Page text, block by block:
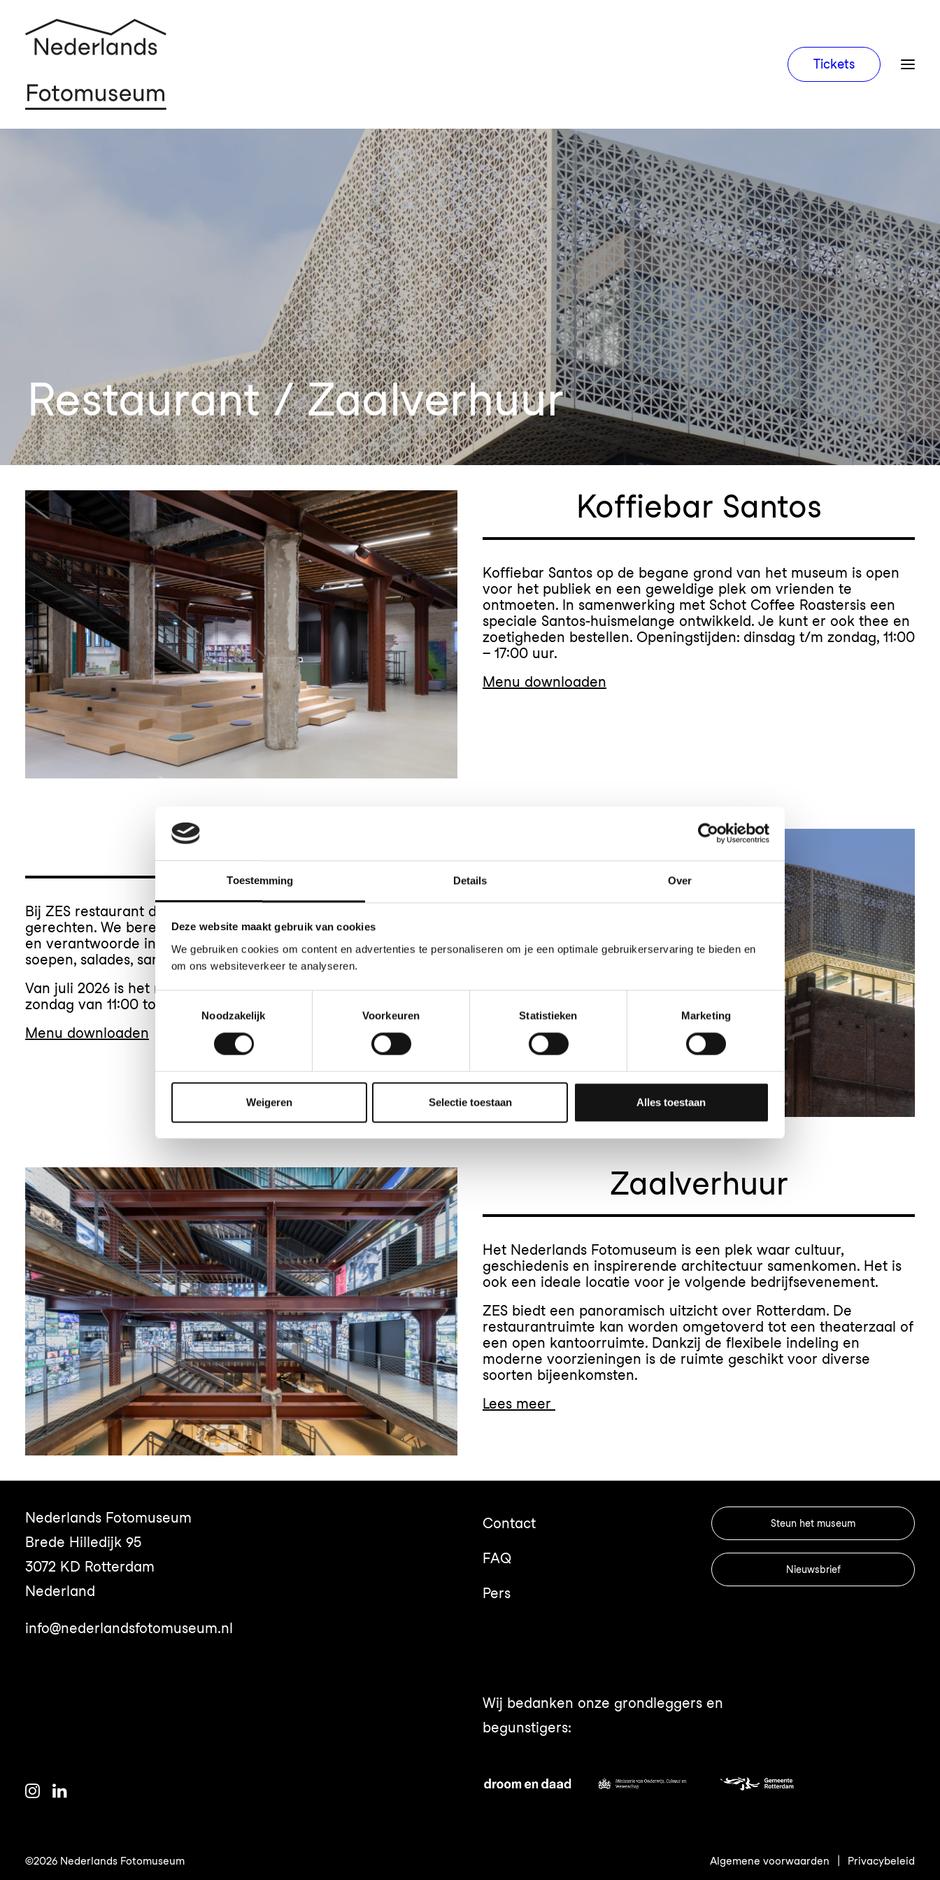
Toestemming Details Over
Deze website maakt gebruik van cookies
We gebruiken cookies om content en advertenties te personaliseren om je een optimale gebruikerservaring te bieden en
om ons websiteverkeer te analyseren.
Noodzakelijk
Voorkeuren Statistieken Marketing
Weigeren Selectie toestaan Alles toestaan
Tickets
Restaurant / Zaalverhuur
Koffiebar Santos
Koffiebar Santos op de begane grond van het museum is open
voor het publiek en een geweldige plek om vrienden te
ontmoeten. In samenwerking met Schot Coffee Roastersis een
speciale Santos-huismelange ontwikkeld. Je kunt er ook thee en
zoetigheden bestellen. Openingstijden: dinsdag t/m zondag, 11:00
– 17:00 uur.
Menu downloaden
Bij ZES restaurant draait alles om verse, huisgemaakte en pure
gerechten. We bereiden ons eten met liefde en met duurzame
en verantwoorde ingrediënten. Bezoekers kunnen kiezen uit
soepen, salades, sandwiches en snacks. Reserveren is niet nodig.
Van juli 2026 is het restaurant geopend op vrijdag, zaterdag en
zondag van 11:00 tot 16:00 uur.
Menu downloaden
Zaalverhuur
Het Nederlands Fotomuseum is een plek waar cultuur,
geschiedenis en inspirerende architectuur samenkomen. Het is
ook een ideale locatie voor je volgende bedrijfsevenement.
ZES biedt een panoramisch uitzicht over Rotterdam. De
restaurantruimte kan worden omgetoverd tot een theaterzaal of
een open kantoorruimte. Dankzij de flexibele indeling en
moderne voorzieningen is de ruimte geschikt voor diverse
soorten bijeenkomsten.
Lees meer
Nederlands Fotomuseum
Brede Hilledijk 95
3072 KD Rotterdam
Nederland
info@nederlandsfotomuseum.nl
Contact
FAQ
Pers
Steun het museum
Nieuwsbrief
Wij bedanken onze grondleggers en
begunstigers:
©2026 Nederlands Fotomuseum Algemene voorwaarden Privacybeleid